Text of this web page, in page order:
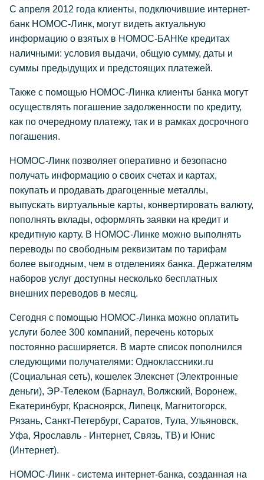
С апреля 2012 года клиенты, подключившие интернет-
банк НОМОС-Линк, могут видеть актуальную
информацию о взятых в НОМОС-БАНКе кредитах
наличными: условия выдачи, общую сумму, даты и
суммы предыдущих и предстоящих платежей.
Также с помощью НОМОС-Линка клиенты банка могут
осуществлять погашение задолженности по кредиту,
как по очередному платежу, так и в рамках досрочного
погашения.
НОМОС-Линк позволяет оперативно и безопасно
получать информацию о своих счетах и картах,
покупать и продавать драгоценные металлы,
выпускать виртуальные карты, конвертировать валюту,
пополнять вклады, оформлять заявки на кредит и
кредитную карту. В НОМОС-Линке можно выполнять
переводы по свободным реквизитам по тарифам
более выгодным, чем в отделениях банка. Держателям
наборов услуг доступны несколько бесплатных
внешних переводов в месяц.
Сегодня с помощью НОМОС-Линка можно оплатить
услуги более 300 компаний, перечень которых
постоянно расширяется. В марте список пополнился
следующими получателями: Одноклассники.ru
(Социальная сеть), кошелек Элекснет (Электронные
деньги), ЭР-Телеком (Барнаул, Волжский, Воронеж,
Екатеринбург, Красноярск, Липецк, Магнитогорск,
Рязань, Санкт-Петербург, Саратов, Тула, Ульяновск,
Уфа, Ярославль - Интернет, Связь, ТВ) и Юнис
(Интернет).
НОМОС-Линк - система интернет-банка, созданная на